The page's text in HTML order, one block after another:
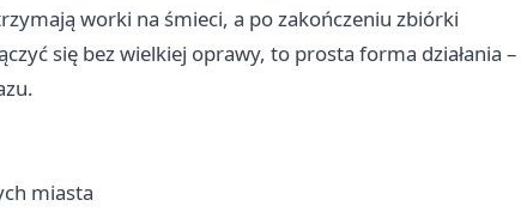
worki na śmieci, a po zakończeniu zbiórki
się bez wielkiej oprawy, to prosta forma działania –
miasta